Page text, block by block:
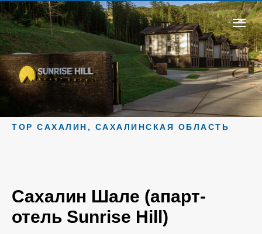
ТОР САХАЛИН, САХАЛИНСКАЯ ОБЛАСТЬ
Сахалин Шале (апарт-
отель Sunrise Hill)